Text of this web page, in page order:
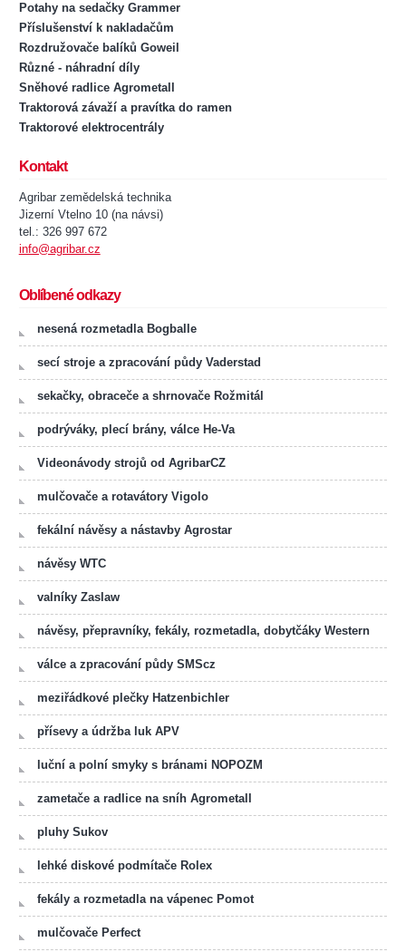
Potahy na sedačky Grammer
Příslušenství k nakladačům
Rozdružovače balíků Goweil
Různé - náhradní díly
Sněhové radlice Agrometall
Traktorová závaží a pravítka do ramen
Traktorové elektrocentrály
Kontakt
Agribar zemědelská technika
Jizerní Vtelno 10 (na návsi)
tel.: 326 997 672
info@agribar.cz
Oblíbené odkazy
nesená rozmetadla Bogballe
secí stroje a zpracování půdy Vaderstad
sekačky, obraceče a shrnovače Rožmitál
podrýváky, plecí brány, válce He-Va
Videonávody strojů od AgribarCZ
mulčovače a rotavátory Vigolo
fekální návěsy a nástavby Agrostar
návěsy WTC
valníky Zaslaw
návěsy, přepravníky, fekály, rozmetadla, dobytčáky Western
válce a zpracování půdy SMScz
meziřádkové plečky Hatzenbichler
přísevy a údržba luk APV
luční a polní smyky s bránami NOPOZM
zametače a radlice na sníh Agrometall
pluhy Sukov
lehké diskové podmítače Rolex
fekály a rozmetadla na vápenec Pomot
mulčovače Perfect